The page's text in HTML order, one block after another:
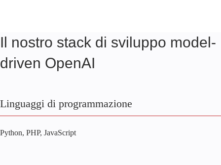
Il nostro stack di sviluppo model-
driven OpenAI
Linguaggi di programmazione
Python, PHP, JavaScript